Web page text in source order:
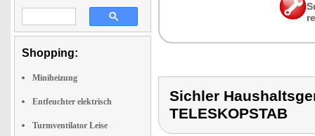
Shopping:
Miniheizung
Entfeuchter elektrisch
Turmventilator Leise
Sichler
TELESKOPSTAB